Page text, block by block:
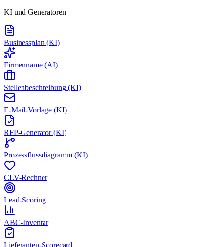
KI und Generatoren
Businessplan (KI)
Firmenname (AI)
Stellenbeschreibung (KI)
E-Mail-Vorlage (KI)
RFP-Generator (KI)
Prozessflussdiagramm (KI)
CLV-Rechner
Lead-Scoring
ABC-Inventar
Lieferanten-Scorecard